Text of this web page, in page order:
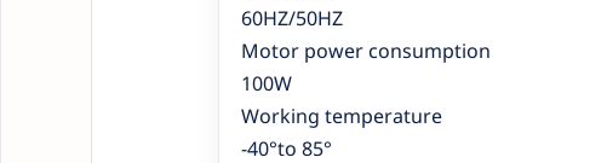
60HZ/50HZ
Motor power consumption
100W
Working temperature
-40°to 85°